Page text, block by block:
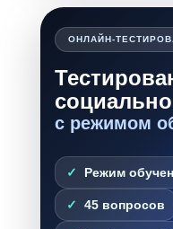
ОНЛАЙН-
с режимом
Режим
45 вопросов